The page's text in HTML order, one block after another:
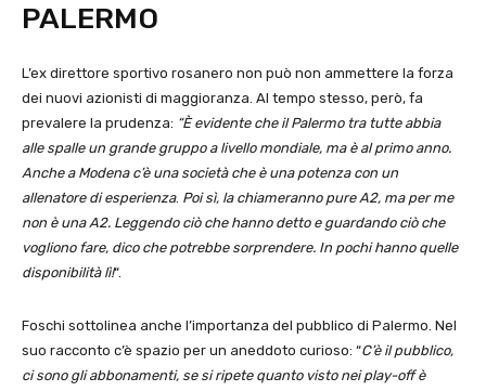
PALERMO
L’ex direttore sportivo rosanero non può non ammettere la forza
dei nuovi azionisti di maggioranza. Al tempo stesso, però, fa
prevalere la prudenza: “È evidente che il Palermo tra tutte abbia
alle spalle un grande gruppo a livello mondiale, ma è al primo anno.
Anche a Modena c’è una società che è una potenza con un
allenatore di esperienza. Poi sì, la chiameranno pure A2, ma per me
non è una A2. Leggendo ciò che hanno detto e guardando ciò che
vogliono fare, dico che potrebbe sorprendere. In pochi hanno quelle
disponibilità lì!“.
Foschi sottolinea anche l’importanza del pubblico di Palermo. Nel
suo racconto c’è spazio per un aneddoto curioso: “C’è il pubblico,
ci sono gli abbonamenti, se si ripete quanto visto nei play-off è